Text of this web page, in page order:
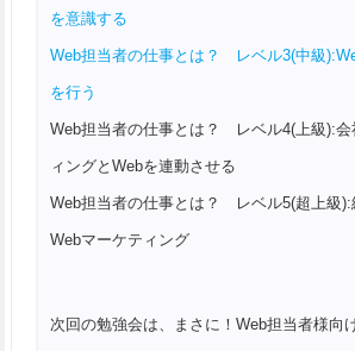
を意識する
Web担当者の仕事とは？ レベル3(中級
を行う
Web担当者の仕事とは？ レベル4(上級):会
ィングとWebを連動させる
Web担当者の仕事とは？ レベル5(超上級):
Webマーケティング
次回の勉強会は、まさに！Web担当者様向